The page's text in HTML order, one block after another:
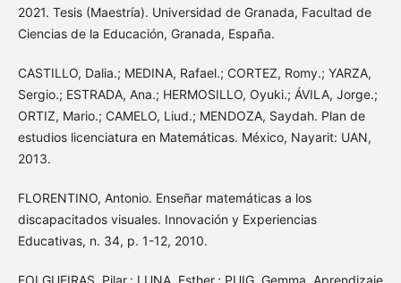
2021. Tesis (Maestría). Universidad de Granada, Facultad de
Ciencias de la Educación, Granada, España.
CASTILLO, Dalia.; MEDINA, Rafael.; CORTEZ, Romy.; YARZA,
Sergio.; ESTRADA, Ana.; HERMOSILLO, Oyuki.; ÁVILA, Jorge.;
ORTIZ, Mario.; CAMELO, Liud.; MENDOZA, Saydah. Plan de
estudios licenciatura en Matemáticas. México, Nayarit: UAN,
2013.
FLORENTINO, Antonio. Enseñar matemáticas a los
discapacitados visuales. Innovación y Experiencias
Educativas, n. 34, p. 1-12, 2010.